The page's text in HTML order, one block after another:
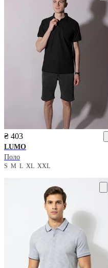
₴ 403
LUMO
Поло
S M L XL XXL